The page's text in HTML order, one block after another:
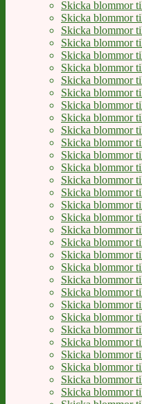
Skicka blommor
Skicka blommor
Skicka blommor
Skicka blommor
Skicka blommor
Skicka blommor
Skicka blommor
Skicka blommor
Skicka blommor
Skicka blommor
Skicka blommor
Skicka blommor
Skicka blommor
Skicka blommor
Skicka blommor
Skicka blommor
Skicka blommor
Skicka blommor
Skicka blommor
Skicka blommor
Skicka blommor
Skicka blommor
Skicka blommor
Skicka blommor
Skicka blommor
Skicka blommor
Skicka blommor
Skicka blommor
Skicka blommor
Skicka blommor
Skicka blommor
Skicka blommor